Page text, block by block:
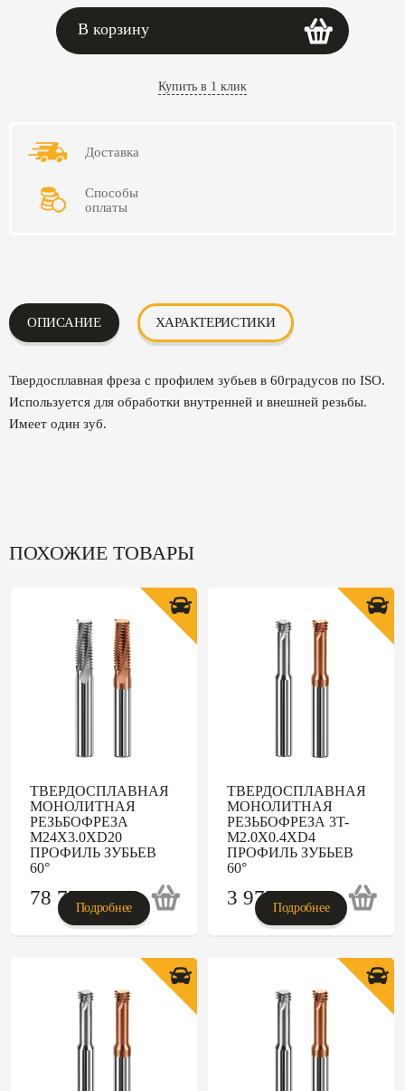
В корзину
Купить в 1 клик
Доставка
Способы
оплаты
ОПИСАНИЕ ХАРАКТЕРИСТИКИ
Твердосплавная фреза с профилем зубьев в 60градусов по ISO.
Используется для обработки внутренней и внешней резьбы.
Имеет один зуб.
ПОХОЖИЕ ТОВАРЫ
ТВЕРДОСПЛАВНАЯ
МОНОЛИТНАЯ
РЕЗЬБОФРЕЗА
M24X3.0XD20
ПРОФИЛЬ ЗУБЬЕВ
60°
78 755p
Подробнее
ТВЕРДОСПЛАВНАЯ
МОНОЛИТНАЯ
РЕЗЬБОФРЕЗА 3T-
M2.0X0.4XD4
ПРОФИЛЬ ЗУБЬЕВ
60°
3 975p
Подробнее